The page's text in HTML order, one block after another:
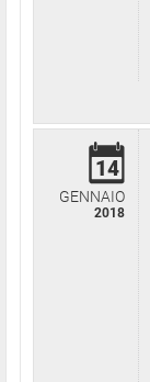
14
GENNAIO
2018